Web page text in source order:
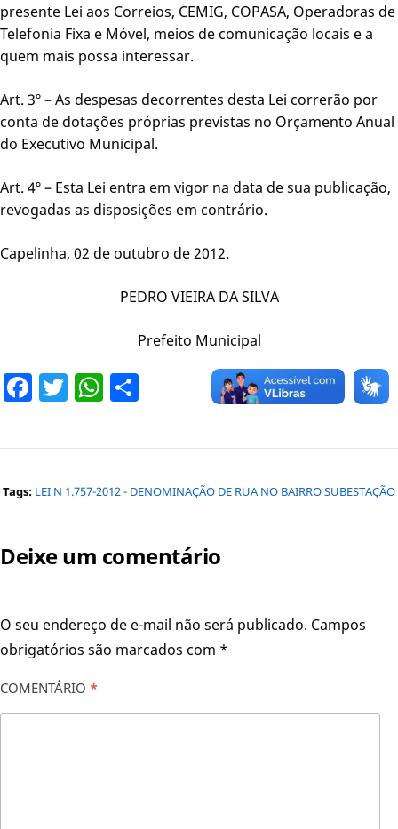
presente Lei aos Correios, CEMIG, COPASA, Operadoras de
Telefonia Fixa e Móvel, meios de comunicação locais e a
quem mais possa interessar.
Art. 3º – As despesas decorrentes desta Lei correrão por
conta de dotações próprias previstas no Orçamento Anual
do Executivo Municipal.
Art. 4º – Esta Lei entra em vigor na data de sua publicação,
revogadas as disposições em contrário.
Capelinha, 02 de outubro de 2012.
PEDRO VIEIRA DA SILVA
Prefeito Municipal
Facebook
TwitterWhatsApp
Share
Tags: LEI N 1.757-2012 - DENOMINAÇÃO DE RUA NO BAIRRO SUBESTAÇÃO
Deixe um comentário
O seu endereço de e-mail não será publicado. Campos
obrigatórios são marcados com *
COMENTÁRIO *